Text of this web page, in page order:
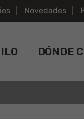
Novedades
DÓNDE